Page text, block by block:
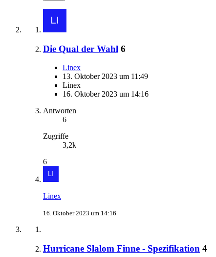
Die Qual der Wahl 6
Linex
13. Oktober 2023 um 11:49
Linex
16. Oktober 2023 um 14:16
Antworten
6
Zugriffe
3,2k
6
Linex
16. Oktober 2023 um 14:16
Hurricane Slalom Finne - Spezifikation 4